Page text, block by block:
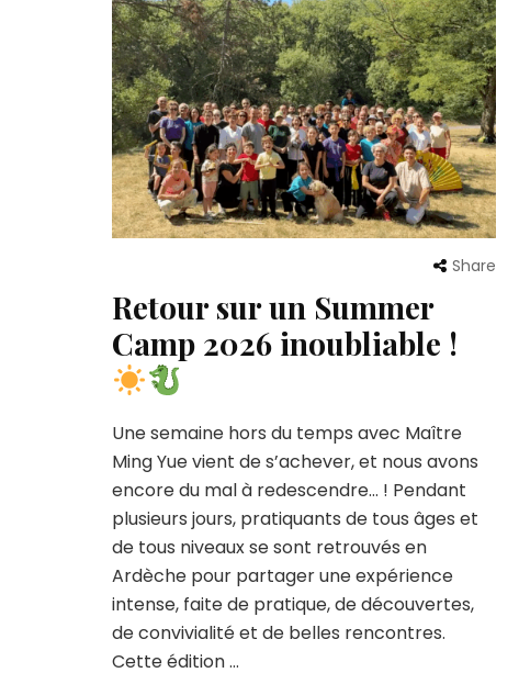
Share
Retour sur un Summer
Camp 2026 inoubliable !
Une semaine hors du temps avec Maître
Ming Yue vient de s’achever, et nous avons
encore du mal à redescendre… ! Pendant
plusieurs jours, pratiquants de tous âges et
de tous niveaux se sont retrouvés en
Ardèche pour partager une expérience
intense, faite de pratique, de découvertes,
de convivialité et de belles rencontres.
Cette édition …